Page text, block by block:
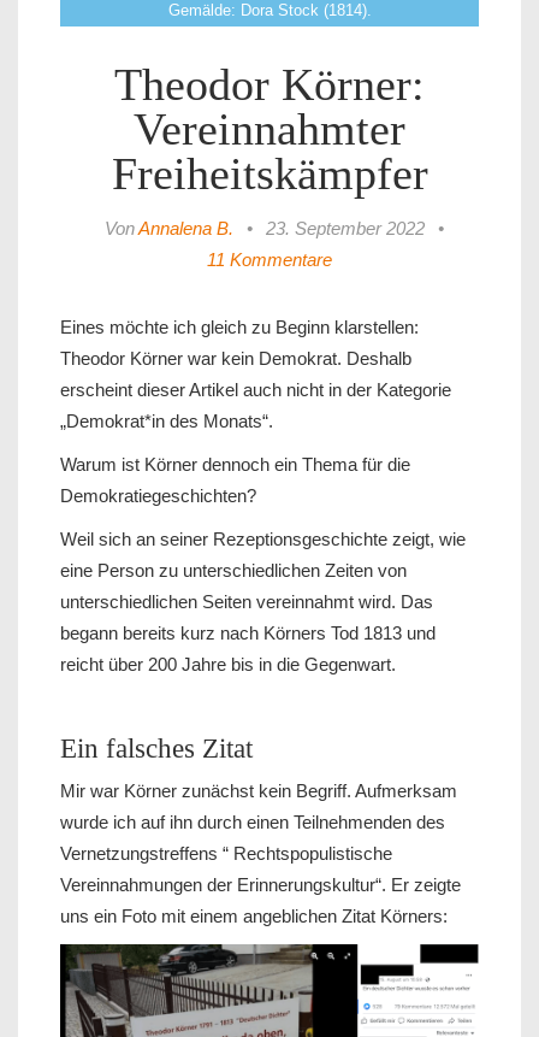
Gemälde: Dora Stock (1814).
Theodor Körner:
Vereinnahmter
Freiheitskämpfer
VonAnnalena B. • 23. September 2022
•
11 Kommentare
Eines möchte ich gleich zu Beginn klarstellen:
Theodor Körner war kein Demokrat. Deshalb
erscheint dieser Artikel auch nicht in der Kategorie
„Demokrat*in des Monats“.
Warum ist Körner dennoch ein Thema für die
Demokratiegeschichten?
Weil sich an seiner Rezeptionsgeschichte zeigt, wie
eine Person zu unterschiedlichen Zeiten von
unterschiedlichen Seiten vereinnahmt wird. Das
begann bereits kurz nach Körners Tod 1813 und
reicht über 200 Jahre bis in die Gegenwart.
Ein falsches Zitat
Mir war Körner zunächst kein Begriff. Aufmerksam
wurde ich auf ihn durch einen Teilnehmenden des
Vernetzungstreffens “ Rechtspopulistische
Vereinnahmungen der Erinnerungskultur“. Er zeigte
uns ein Foto mit einem angeblichen Zitat Körners: